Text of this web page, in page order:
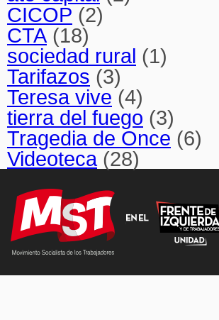
CICOP (2)
CTA (18)
sociedad rural (1)
Tarifazos (3)
Teresa vive (4)
tierra del fuego (3)
Tragedia de Once (6)
Videoteca(28)